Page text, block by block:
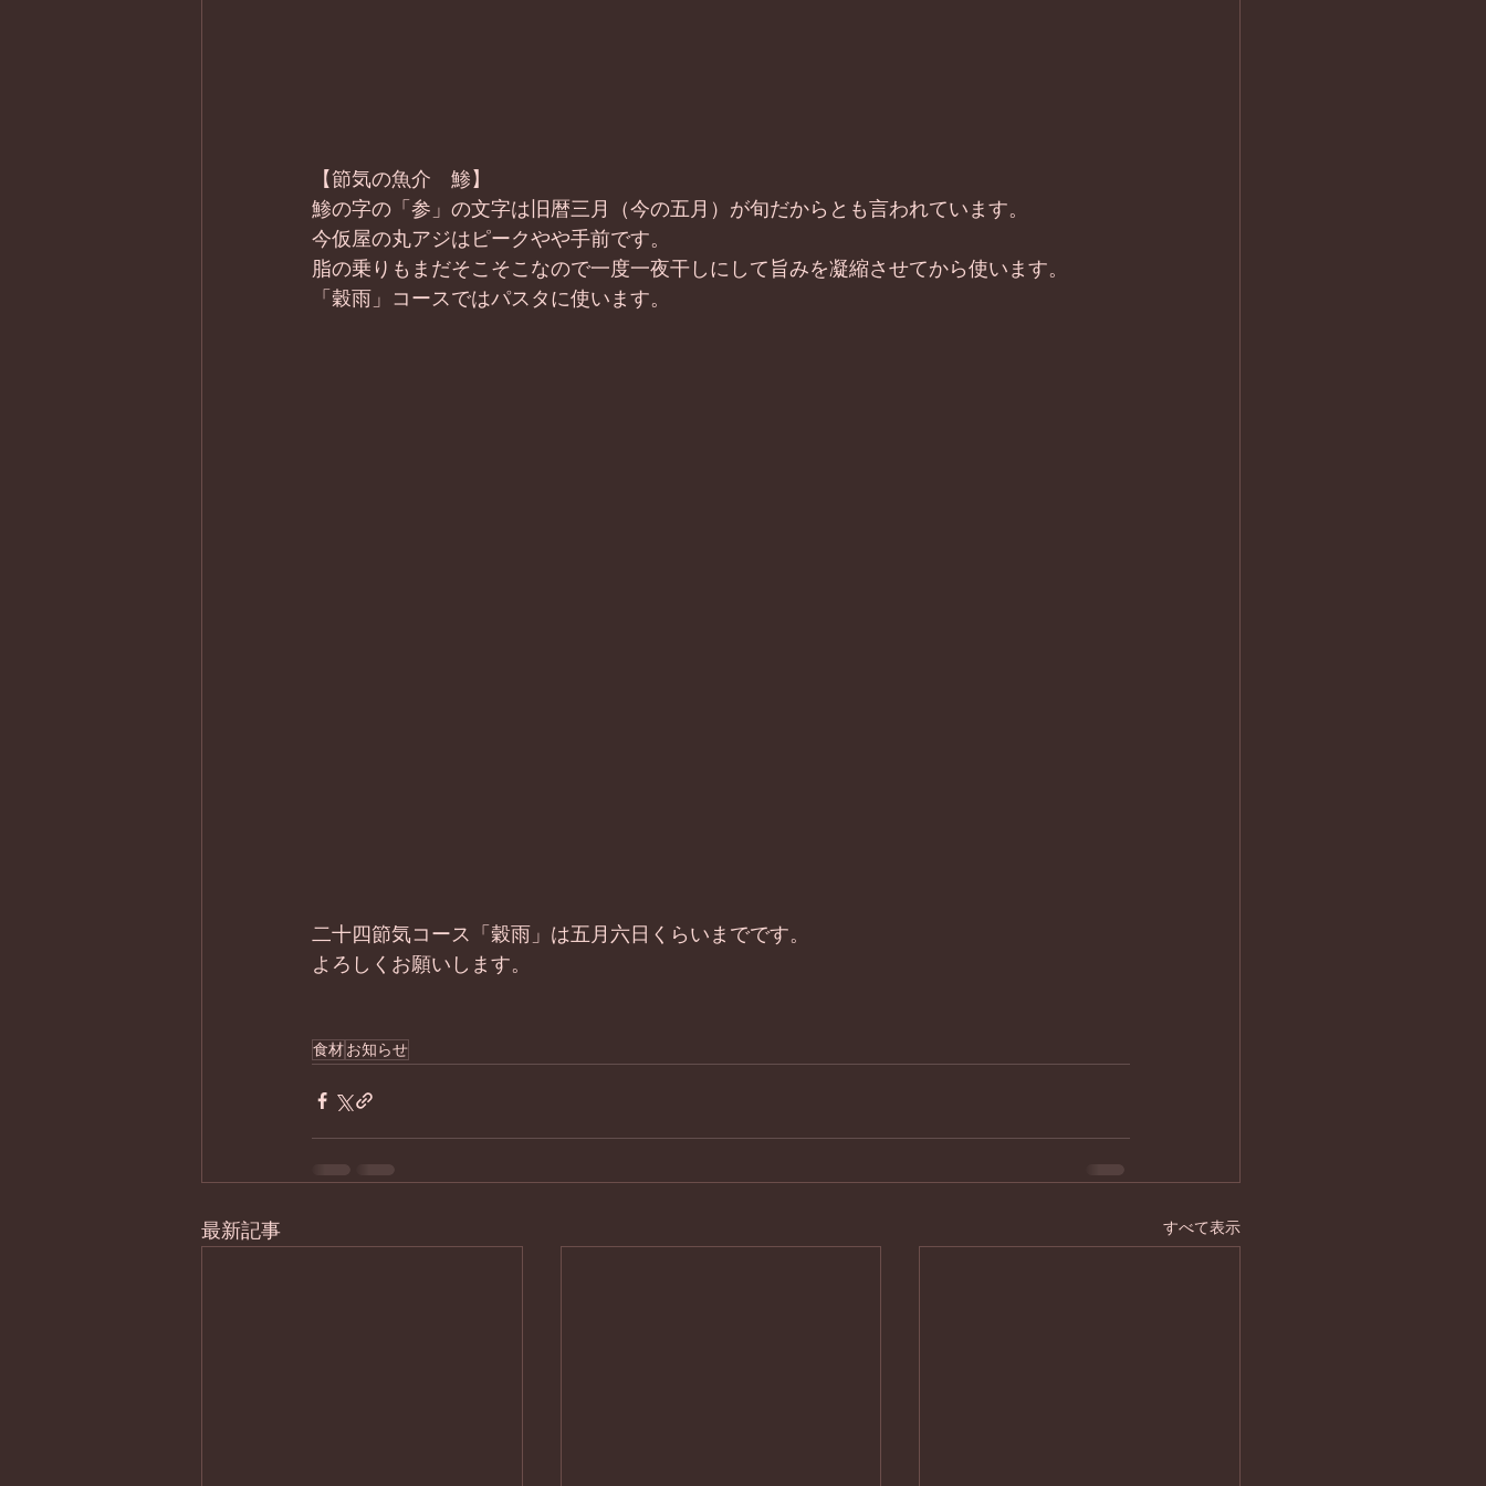
【節気の魚介　鯵】
鯵の字の「参」の文字は旧暦三月（今の五月）が旬だからとも言われています。
今仮屋の丸アジはピークやや手前です。
脂の乗りもまだそこそこなので一度一夜干しにして旨みを凝縮させてから使います。
「穀雨」コースではパスタに使います。
二十四節気コース「穀雨」は五月六日くらいまでです。
よろしくお願いします。
食材お知らせ
最新記事 すべて表示